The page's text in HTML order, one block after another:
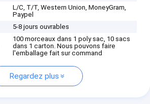
L/C, T/T, Western Union, MoneyGram,
Paypel
5-8 jours ouvrables
100 morceaux dans 1 poly sac, 10 sacs
dans 1 carton. Nous pouvons faire
l'emballage fait sur command
Regardez plus